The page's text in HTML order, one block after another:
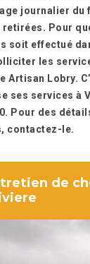
journalier du
Pour
soit effectué
les
Artisan Lobry.
ses services à
Pour des
contactez-le.
de